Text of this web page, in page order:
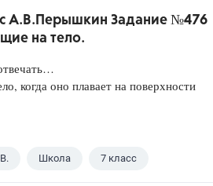
А.В.Перышкин Задание №476
на тело.
когда оно плавает на поверхности
Школа 7 класс